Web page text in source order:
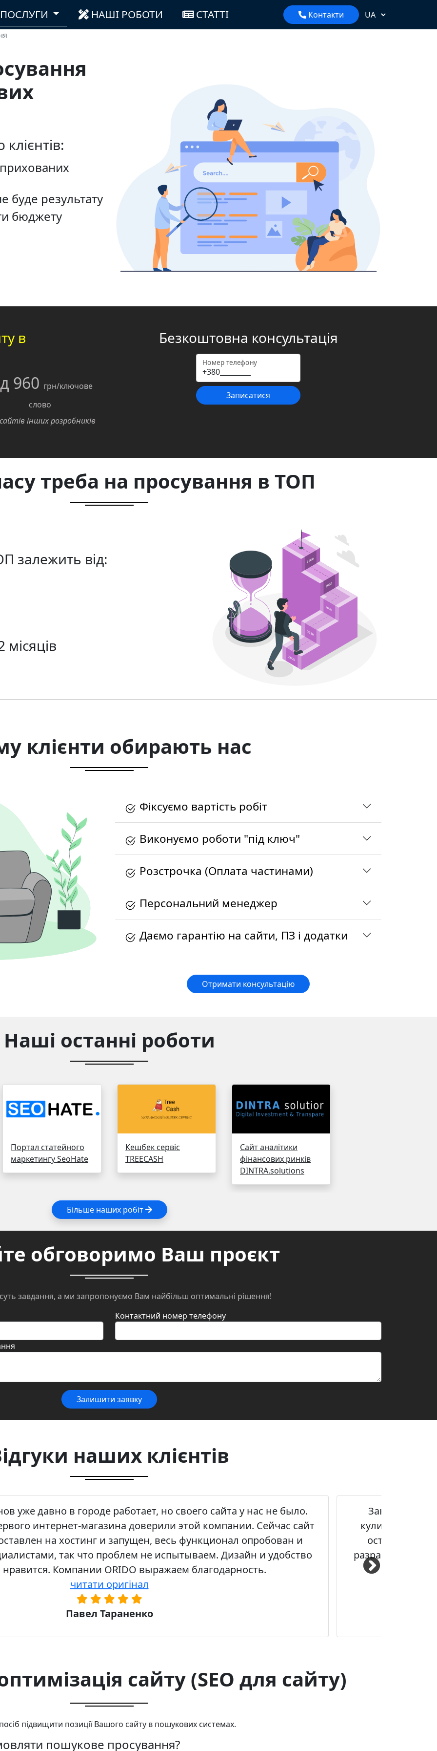
(CURRENT)НАШІ РОБОТИ СТАТТІ
Контакти
результату
бюджету
в
960 грн/ключове
слово
інших розробників
Безкоштовна консультація
Номер телефону
Записатися
треба на просування в ТОП
залежить від:
клієнти обирають нас
Фіксуємо вартість робіт
Виконуємо роботи "під ключ"
Розстрочка (Оплата частинами)
Персональний менеджер
Даємо гарантію на сайти, ПЗ і додатки
Отримати консультацію
Наші останні роботи
Портал статейного
маркетингу SeoHate
Кешбек сервіс
TREECASH
Сайт аналітики
фінансових ринків
DINTRA.solutions
Більше наших робіт
обговоримо Ваш проєкт
завдання, а ми запропонуємо Вам найбільш оптимальні рішення!
Контактний номер телефону
Залишити заявку
наших клієнтів
уже давно в городе работает, но своего сайта у нас не было.
интернет-магазина доверили этой компании. Сейчас сайт
на хостинг и запущен, весь функционал опробован и
так что проблем не испытываем. Дизайн и удобство
нравится. Компании ORIDO выражаем благодарность.
читати оригінал
Павел Тараненко
Заказывали
кулинарии.
оставить
разработке
сайту (SEO для сайту)
підвищити позиції Вашого сайту в пошукових системах.
пошукове просування?